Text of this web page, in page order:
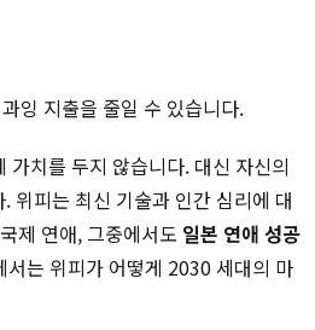
잉 지출을 줄일 수 있습니다.
치를 두지 않습니다. 대신 자신의
위피는 최신 기술과 인간 심리에 대
제 연애, 그중에서도 일본 연애 성공
는 위피가 어떻게 2030 세대의 마